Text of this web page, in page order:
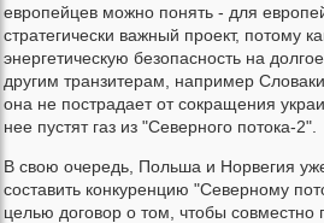
европейцев можно понять - для
стратегически важный проект, потому
энергетическую безопасность на
другим транзитерам, например
она не пострадает от сокращения
нее пустят газ из "Северного потока-2".
В свою очередь, Польша и Норвегия
составить конкуренцию "Северному
целью договор о том, чтобы совместно